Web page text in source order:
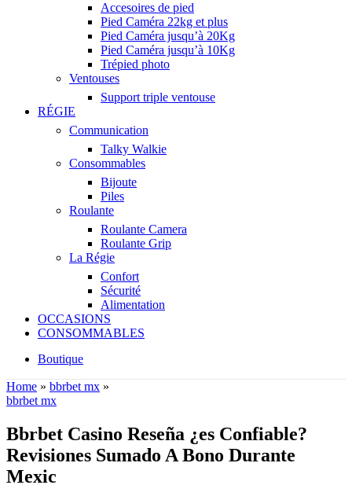
Accesoires de pied
Pied Caméra 22kg et plus
Pied Caméra jusqu’à 20Kg
Pied Caméra jusqu’à 10Kg
Trépied photo
Ventouses
Support triple ventouse
RÉGIE
Communication
Talky Walkie
Consommables
Bijoute
Piles
Roulante
Roulante Camera
Roulante Grip
La Régie
Confort
Sécurité
Alimentation
OCCASIONS
CONSOMMABLES
Boutique
Home » bbrbet mx »
bbrbet mx
Bbrbet Casino Reseña ¿es Confiable?
Revisiones Sumado A Bono Durante
Mexic